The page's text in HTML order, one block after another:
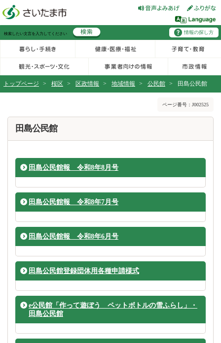
情報の探し方
トップページ > 桜区 > 区政情報 > 地域情報 > 公民館 > 田島公民館
ページ番号：J002525
田島公民館
田島公民館報 令和8年8月号
田島公民館報 令和8年7月号
田島公民館報 令和8年6月号
田島公民館登録団体用各種申請様式
e公民館「作って遊ぼう ペットボトルの雪ふらし」・
田島公民館